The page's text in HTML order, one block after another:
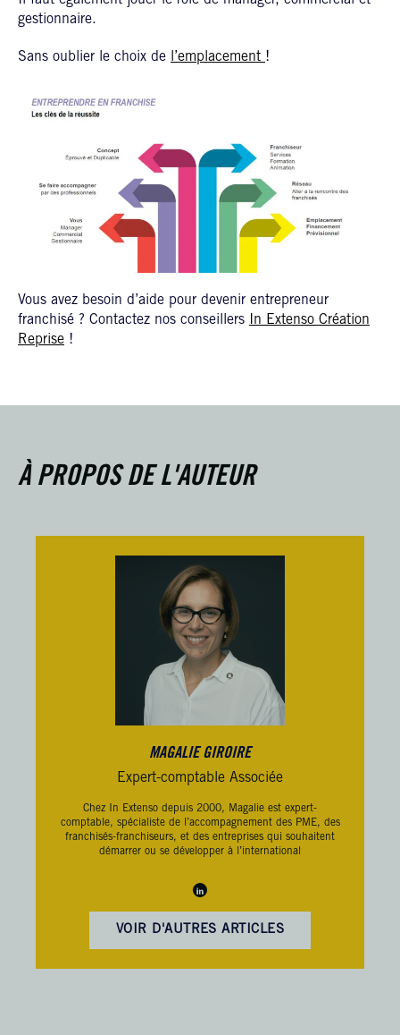
gestionnaire.
Sans oublier le choix de l’emplacement !
Vous avez besoin d’aide pour devenir entrepreneur
franchisé ? Contactez nos conseillers
In Extenso Création
Reprise !
À PROPOS DE L'AUTEUR
MAGALIE GIROIRE
Expert-comptable Associée
Chez In Extenso depuis 2000, Magalie est expert-
comptable, spécialiste de l’accompagnement des PME, des
franchisés-franchiseurs, et des entreprises qui souhaitent
démarrer ou se développer à l’international
VOIR D'AUTRES ARTICLES